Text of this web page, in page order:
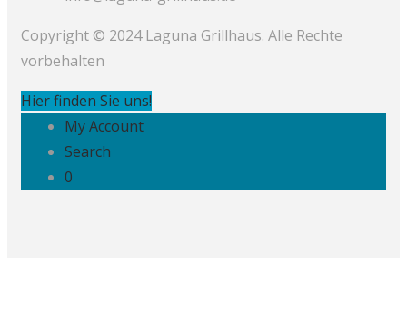
Copyright © 2024 Laguna Grillhaus. Alle Rechte
vorbehalten
Hier finden Sie uns!
My Account
Search
0